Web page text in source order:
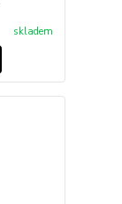
skladem